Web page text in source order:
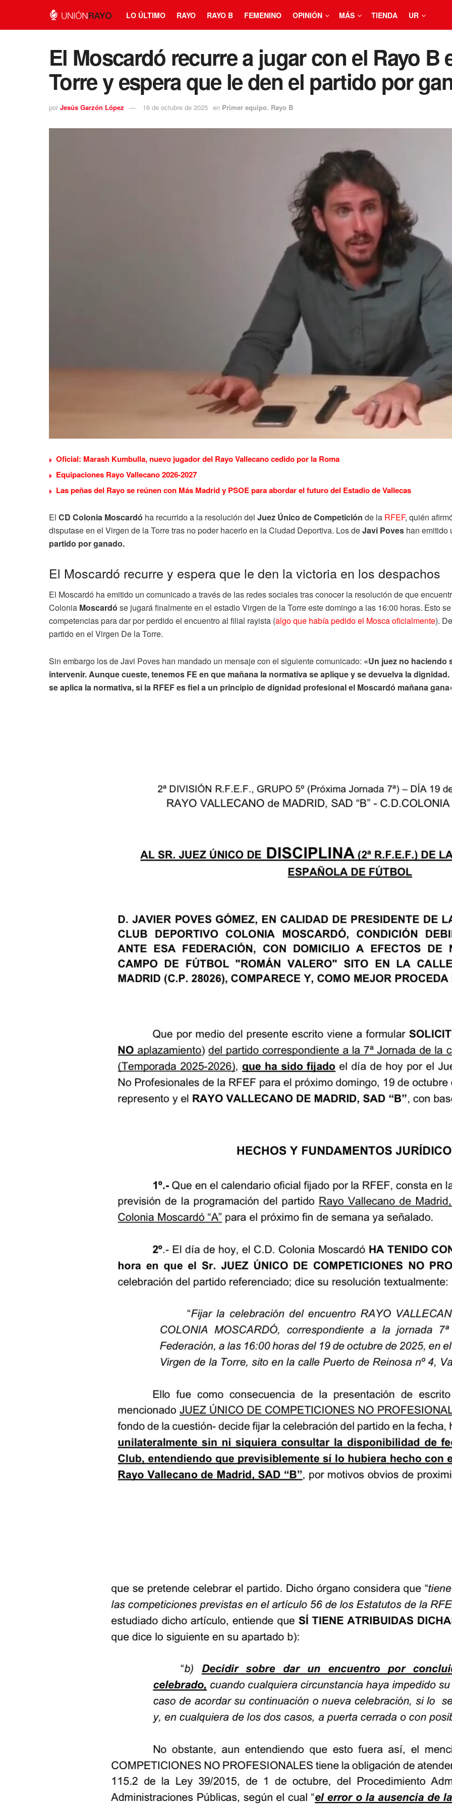
LO ÚLTIMO RAYO RAYO B FEMENINO OPINIÓN MÁS TIENDA UR
El Moscardó recurre a jugar con el Rayo B
Torre y espera que le den el partido por
por Jesús Garzón López 16 de octubre de 2025 en Primer equipo, Rayo B
Oficial: Marash Kumbulla, nuevo jugador del Rayo Vallecano cedido por la Roma
Equipaciones Rayo Vallecano 2026-2027
Las peñas del Rayo se reúnen con Más Madrid y PSOE para abordar el futuro del Estadio de Vallecas
El CD Colonia Moscardó ha recurrido a la resolución del Juez Único de Competición de la RFEF, quién
disputase en el Virgen de la Torre tras no poder hacerlo en la Ciudad Deportiva. Los deJavi Poves han emitido
partido por ganado.
El Moscardó recurre y espera que le den la victoria en los despachos
El Moscardó ha emitido un comunicado a través de las redes sociales tras conocer la resolución de que
Colonia Moscardó se jugará finalmente en el estadio Virgen de la Torre este domingo a las 16:00 horas. Esto
competencias para dar por perdido el encuentro al filial rayista (algo que había pedido el Mosca oficialmente).
partido en el Virgen De la Torre.
Sin embargo los de Javi Poves han mandado un mensaje con el siguiente comunicado: «Un juez no haciendo
intervenir. Aunque cueste, tenemos FE en que mañana la normativa se aplique y se devuelva la
se aplica la normativa, si la RFEFes fiel a un principio de dignidad profesional el Moscardó mañana